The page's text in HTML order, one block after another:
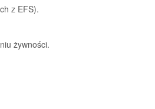
z EFS).
żywności.